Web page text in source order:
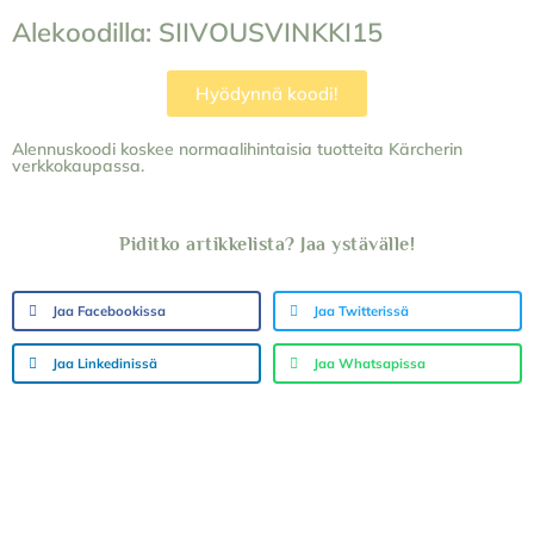
Alekoodilla: SIIVOUSVINKKI15
Hyödynnä koodi!
Alennuskoodi koskee normaalihintaisia tuotteita Kärcherin
verkkokaupassa.
Piditko artikkelista? Jaa ystävälle!
Jaa Facebookissa Jaa Twitterissä
Jaa Linkedinissä Jaa Whatsapissa